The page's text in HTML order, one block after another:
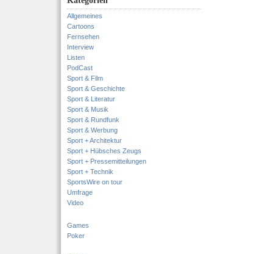
Allgemeines
Cartoons
Fernsehen
Interview
Listen
PodCast
Sport & Film
Sport & Geschichte
Sport & Literatur
Sport & Musik
Sport & Rundfunk
Sport & Werbung
Sport + Architektur
Sport + Hübsches Zeugs
Sport + Pressemitteilungen
Sport + Technik
SportsWire on tour
Umfrage
Video
Games
Poker